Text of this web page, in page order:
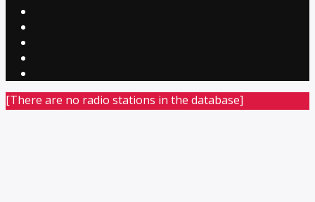
[There are no radio stations in the database]